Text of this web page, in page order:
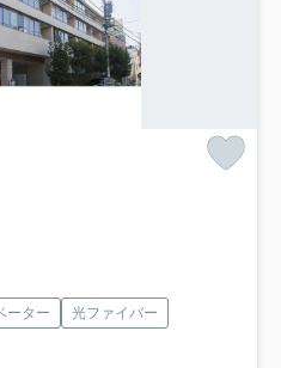
ーター
光ファイバー